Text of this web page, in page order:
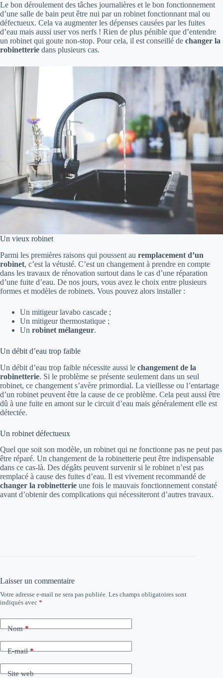
Le bon déroulement des tâches journalières et le bon fonctionnement
d’une salle de bain peut être nui par un robinet fonctionnant mal ou
défectueux. Cela va augmenter les dépenses causées par les fuites
d’eau mais aussi user vos nerfs ! Rien de plus pénible que d’entendre
un robinet qui goute non-stop. Pour cela, il est conseillé de changer la
robinetterie dans plusieurs cas.
Un vieux robinet
Parmi les premières raisons qui poussent au remplacement d’un
robinet, c’est la vétusté. C’est un changement à prendre en compte
dans les travaux de rénovation surtout dans le cas d’une réparation
d’une fuite d’eau. De nos jours, vous avez le choix entre plusieurs
formes et modèles de robinets. Vous pouvez alors installer :
Un mitigeur lavabo cascade ;
Un mitigeur thermostatique ;
Un robinet mélangeur.
Un débit d’eau trop faible
Un débit d’eau trop faible nécessite aussi le changement de la
robinetterie. Si le problème se présente seulement dans un seul
robinet, ce changement s’avère primordial. La vieillesse ou l’entartage
d’un robinet peuvent être la cause de ce problème. Cela peut aussi être
dû à une fuite en amont sur le circuit d’eau mais généralement elle est
détectée.
Un robinet défectueux
Quel que soit son modèle, un robinet qui ne fonctionne pas ne peut pas
être réparé. Un changement de la robinetterie peut être indispensable
dans ce cas-là. Des dégâts peuvent survenir si le robinet n’est pas
remplacé à cause des fuites d’eau. Il est vivement recommandé de
changer la robinetterie une fois le mauvais fonctionnement constaté
avant d’obtenir des complications qui nécessiteront d’autres travaux.
Laisser un commentaire
Votre adresse e-mail ne sera pas publiée. Les champs obligatoires sont
indiqués avec *
Nom*
E-mail*
Site web